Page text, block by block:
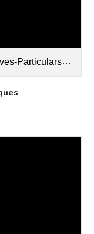
FV-140425 (1).docx